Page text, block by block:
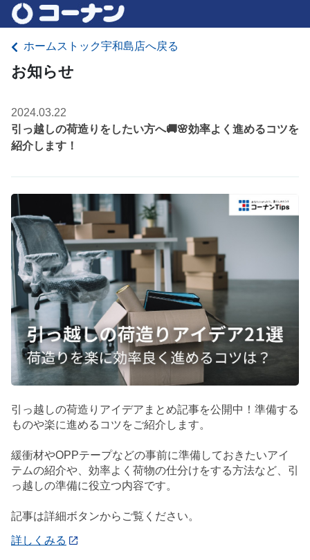
ホームストック宇和島店へ戻る
お知らせ
2024.03.22
引っ越しの荷造りをしたい方へ🚚🌸効率よく進めるコツを
紹介します！
引っ越しの荷造りアイデアまとめ記事を公開中！準備する
ものや楽に進めるコツをご紹介します。
緩衝材やOPPテープなどの事前に準備しておきたいアイ
テムの紹介や、効率よく荷物の仕分けをする方法など、引
っ越しの準備に役立つ内容です。
記事は詳細ボタンからご覧ください。
詳しくみる